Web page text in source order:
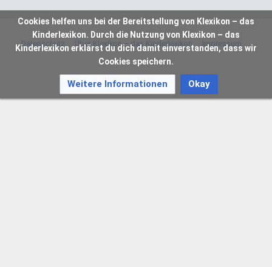
Datenschutz Über Klexikon – das Kinderlexikon Impressum
Cookies helfen uns bei der Bereitstellung von Klexikon – das
Kinderlexikon. Durch die Nutzung von Klexikon – das
Kinderlexikon erklärst du dich damit einverstanden, dass wir
Cookies speichern.
Weitere Informationen Okay